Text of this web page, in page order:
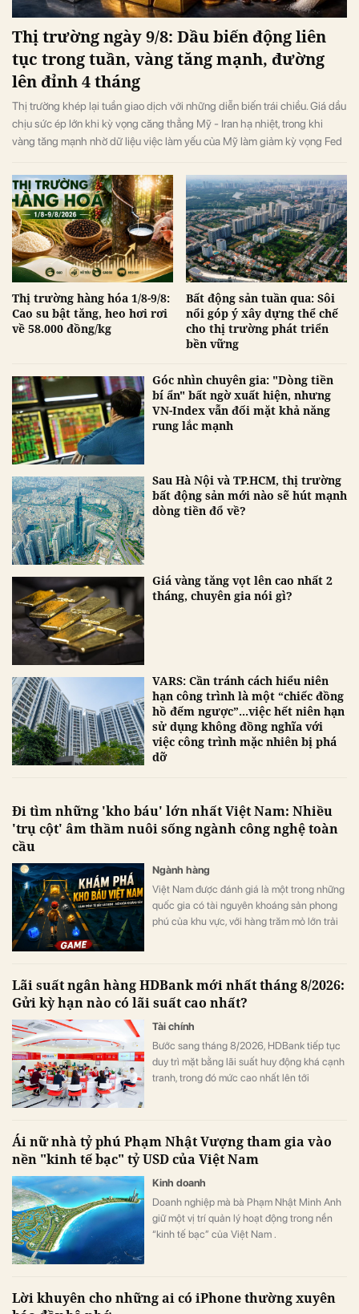
Thị trường ngày 9/8: Dầu biến động liên
tục trong tuần, vàng tăng mạnh, đường
lên đỉnh 4 tháng
Thị trường khép lại tuần giao dịch với những diễn biến trái chiều. Giá dầu
chịu sức ép lớn khi kỳ vọng căng thẳng Mỹ - Iran hạ nhiệt, trong khi
vàng tăng mạnh nhờ dữ liệu việc làm yếu của Mỹ làm giảm kỳ vọng Fed
nhất 4 tháng do lo ngại nguồn cung thiếu hụt, còn cacao và cà phê diễn
biến phân hóa.
Thị trường hàng hóa 1/8-9/8:
Cao su bật tăng, heo hơi rơi
về 58.000 đồng/kg
Bất động sản tuần qua: Sôi
nổi góp ý xây dựng thể chế
cho thị trường phát triển
bền vững
Góc nhìn chuyên gia: "Dòng tiền
bí ẩn" bất ngờ xuất hiện, nhưng
VN-Index vẫn đối mặt khả năng
rung lắc mạnh
Sau Hà Nội và TP.HCM, thị trường
bất động sản mới nào sẽ hút mạnh
dòng tiền đổ về?
Giá vàng tăng vọt lên cao nhất 2
tháng, chuyên gia nói gì?
VARS: Cần tránh cách hiểu niên
hạn công trình là một “chiếc đồng
hồ đếm ngược”...việc hết niên hạn
sử dụng không đồng nghĩa với
việc công trình mặc nhiên bị phá
dỡ
Đi tìm những 'kho báu' lớn nhất Việt Nam: Nhiều
'trụ cột' âm thầm nuôi sống ngành công nghệ toàn
cầu
Ngành hàng
Việt Nam được đánh giá là một trong những
quốc gia có tài nguyên khoáng sản phong
phú của khu vực, với hàng trăm mỏ lớn trải
Lãi suất ngân hàng HDBank mới nhất tháng 8/2026:
Gửi kỳ hạn nào có lãi suất cao nhất?
Tài chính
Bước sang tháng 8/2026, HDBank tiếp tục
duy trì mặt bằng lãi suất huy động khá cạnh
tranh, trong đó mức cao nhất lên tới
hạn.
Ái nữ nhà tỷ phú Phạm Nhật Vượng tham gia vào
nền "kinh tế bạc" tỷ USD của Việt Nam
Kinh doanh
Doanh nghiệp mà bà Phạm Nhật Minh Anh
giữ một vị trí quản lý hoạt động trong nền
“kinh tế bạc” của Việt Nam .
Lời khuyên cho những ai có iPhone thường xuyên